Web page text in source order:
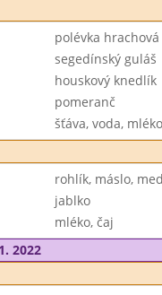
polévka hrachová
segedínský guláš
houskový knedlík
pomeranč
šťáva, voda, mléko
rohlík, máslo,
jablko
mléko, čaj
2022